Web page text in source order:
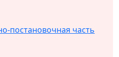
постановочная часть